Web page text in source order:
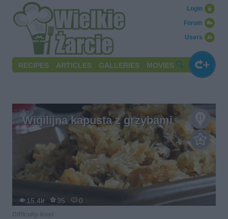
Users
Forum
Login
RECIPES ARTICLES GALLERIES MOVIES
Wigilijna kapusta z grzybami
15.4k 35 0